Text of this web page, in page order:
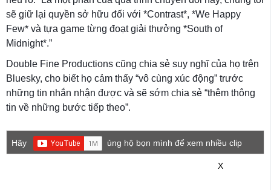
sẽ giữ lại quyền sở hữu đối với *Contrast*, *We Happy
Few* và tựa game từng đoạt giải thưởng *South of
Midnight*.”
Double Fine Productions cũng chia sẻ suy nghĩ của họ trên
Bluesky, cho biết họ cảm thấy “vô cùng xúc động” trước
những tin nhắn nhận được và sẽ sớm chia sẻ “thêm thông
tin về những bước tiếp theo”.
Hãy
ủng hộ bọn mình để xem nhiều clip
X